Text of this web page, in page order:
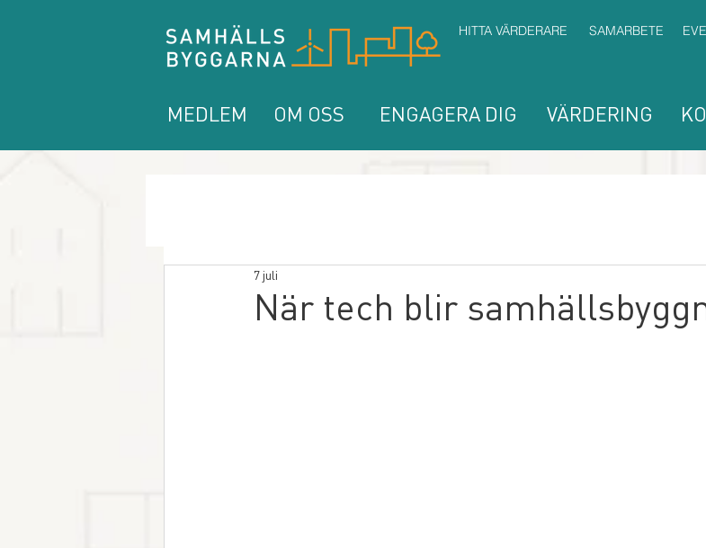
HITTA VÄRDERARE SAMARBETE
VÄRDERING
ENGAGERA DIG
OM OSS
MEDLEM
När tech blir
7 juli